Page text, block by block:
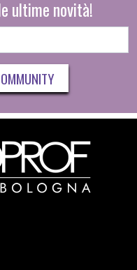
ultime novità!